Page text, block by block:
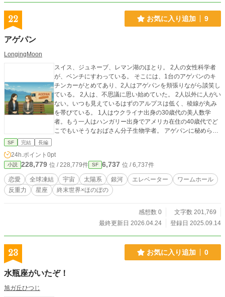
22 お気に入り追加 9
アゲパン
LongingMoon
スイス、ジュネーブ、レマン湖のほとり。 2人の女性科学者
が、ベンチにすわっている。 そこには、1台のアゲパンのキ
チンカーがとめてあり、2人はアゲパンを頬張りながら談笑し
ている。 2人は、不思議に思い始めていた。 2人以外に人がい
ない。いつも見えているはずのアルプスは低く、稜線が丸み
を帯びている。 1人はウクライナ出身の30歳代の美人数学
者。もう一人はハンガリー出身でアメリカ在住の40歳代でど
こでもいそうなおばさん分子生物学者。 アゲパンに秘められ
SF 完結 長編
24h.ポイント 0pt
小説 228,779 位 / 228,779件 SF 6,737 位 / 6,737件
恋愛 全球凍結 宇宙 太陽系 銀河 エレベーター
ワームホール
反重力
星座 終末世界×ほのぼの
感想数 0
文字数 201,769
最終更新日 2026.04.24
登録日 2025.09.14
23 お気に入り追加 0
水瓶座がいたぞ！
旭ガ丘ひつじ